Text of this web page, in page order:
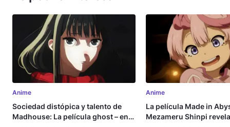
Anime
Sociedad distópica y talento de
Madhouse: La película ghost – end
Anime
La película Made in
Mezameru Shinpi